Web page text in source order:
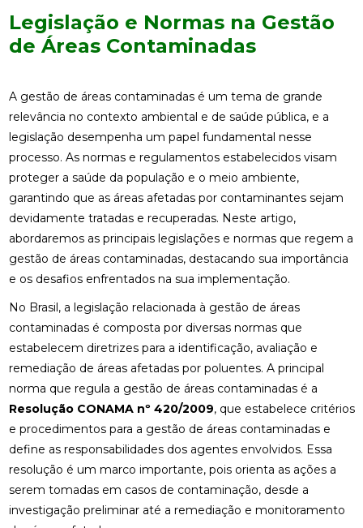
Legislação e Normas na Gestão
de Áreas Contaminadas
A gestão de áreas contaminadas é um tema de grande
relevância no contexto ambiental e de saúde pública, e a
legislação desempenha um papel fundamental nesse
processo. As normas e regulamentos estabelecidos visam
proteger a saúde da população e o meio ambiente,
garantindo que as áreas afetadas por contaminantes sejam
devidamente tratadas e recuperadas. Neste artigo,
abordaremos as principais legislações e normas que regem a
gestão de áreas contaminadas, destacando sua importância
e os desafios enfrentados na sua implementação.
No Brasil, a legislação relacionada à gestão de áreas
contaminadas é composta por diversas normas que
estabelecem diretrizes para a identificação, avaliação e
remediação de áreas afetadas por poluentes. A principal
norma que regula a gestão de áreas contaminadas é a
Resolução CONAMA nº 420/2009, que estabelece critérios
e procedimentos para a gestão de áreas contaminadas e
define as responsabilidades dos agentes envolvidos. Essa
resolução é um marco importante, pois orienta as ações a
serem tomadas em casos de contaminação, desde a
investigação preliminar até a remediação e monitoramento